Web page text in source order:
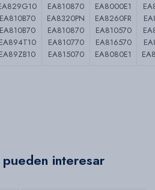
EA810B70
EA810B70
EA894T10
EA89ZB10
EA810870
EA8320PN
EA810870
EA810770
EA815070
EA8000E1
EA8260FR
EA810570
EA816570
EA8080E1
interesar